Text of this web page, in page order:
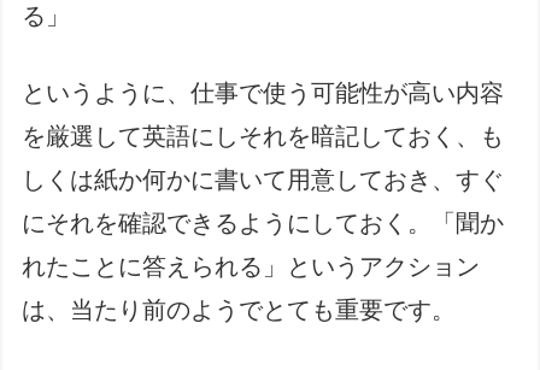
る」
というように、仕事で使う可能性が高い内容
を厳選して英語にしそれを暗記しておく、も
しくは紙か何かに書いて用意しておき、すぐ
にそれを確認できるようにしておく。「聞か
れたことに答えられる」というアクション
は、当たり前のようでとても重要です。